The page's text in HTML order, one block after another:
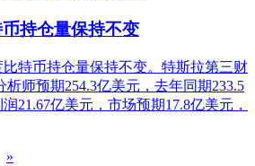
持仓量保持不变
特币持仓量保持不变。特斯拉第三财
析师预期254.3亿美元，去年同期233.5
21.67亿美元，市场预期17.8亿美元，
»